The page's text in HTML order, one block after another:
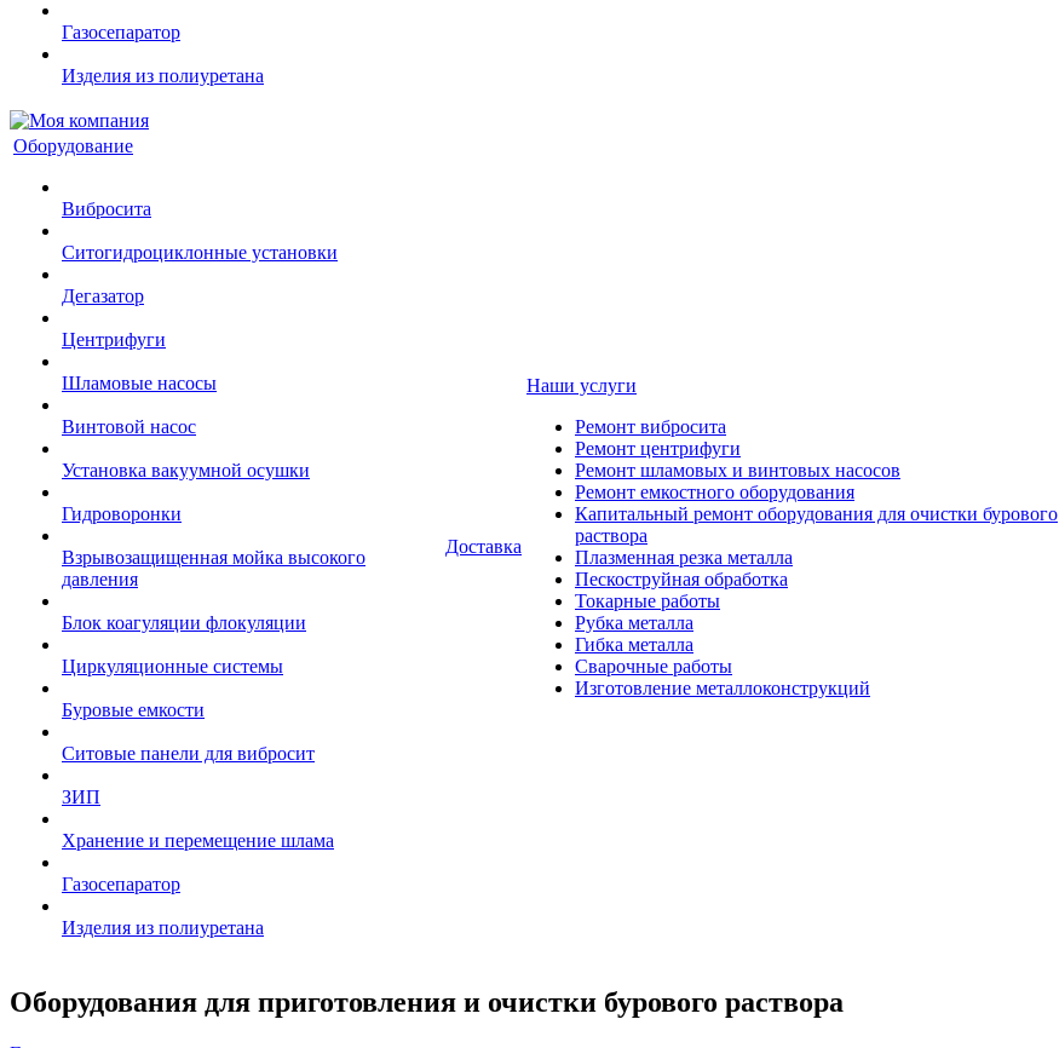
Газосепаратор
Изделия из полиуретана
Оборудование
Вибросита
Ситогидроциклонные установки
Дегазатор
Центрифуги
Шламовые насосы
Винтовой насос
Установка вакуумной осушки
Гидроворонки
Взрывозащищенная мойка высокого
давления
Блок коагуляции флокуляции
Циркуляционные системы
Буровые емкости
Ситовые панели для вибросит
ЗИП
Хранение и перемещение шлама
Газосепаратор
Изделия из полиуретана
Доставка
Наши услуги
Ремонт вибросита
Ремонт центрифуги
Ремонт шламовых и винтовых насосов
Ремонт емкостного оборудования
Капитальный ремонт оборудования для очистки бурового
раствора
Плазменная резка металла
Пескоструйная обработка
Токарные работы
Рубка металла
Гибка металла
Сварочные работы
Изготовление металлоконструкций
Оборудования для приготовления и очистки бурового раствора